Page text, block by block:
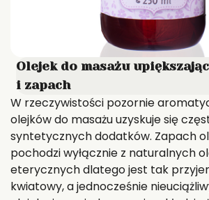
Olejek do masażu
i zapach
W rzeczywistości pozornie
olejków do masażu uzyskuje się
syntetycznych dodatków. Zapach
pochodzi wyłącznie z naturalnych
eterycznych dlatego jest tak
kwiatowy, a jednocześnie